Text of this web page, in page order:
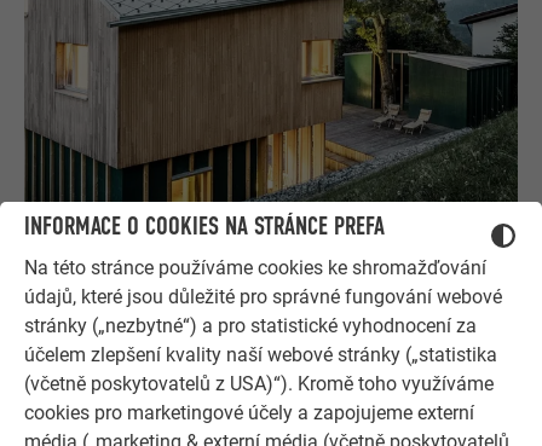
INFORMACE O COOKIES NA STRÁNCE PREFA
Na této stránce používáme cookies ke shromažďování
údajů, které jsou důležité pro správné fungování webové
stránky („nezbytné“) a pro statistické vyhodnocení za
účelem zlepšení kvality naší webové stránky („statistika
(včetně poskytovatelů z USA)“). Kromě toho využíváme
cookies pro marketingové účely a zapojujeme externí
PRÁCE NA STŘEŠE
Složité střešní geometrie souboru v Oberreute-Irsengundu
představovaly pro Leonharda Probu mimořádnou výzvu: